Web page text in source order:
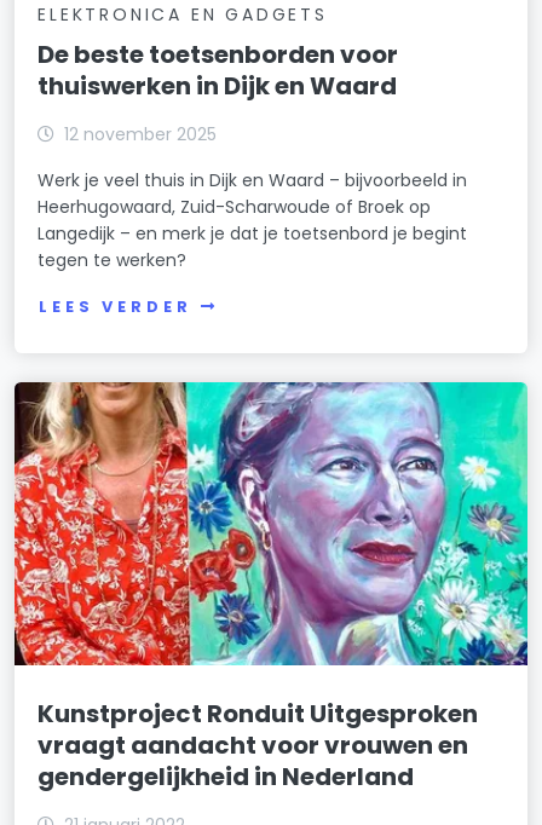
ELEKTRONICA EN GADGETS
De beste toetsenborden voor
thuiswerken in Dijk en Waard
12 november 2025
Werk je veel thuis in Dijk en Waard – bijvoorbeeld in
Heerhugowaard, Zuid-Scharwoude of Broek op
Langedijk – en merk je dat je toetsenbord je begint
tegen te werken?
LEES VERDER
Kunstproject Ronduit Uitgesproken
vraagt aandacht voor vrouwen en
gendergelijkheid in Nederland